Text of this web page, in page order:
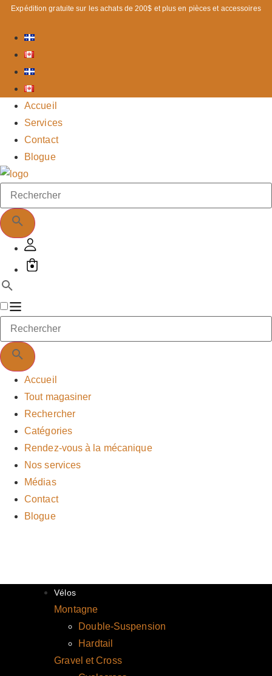
Aller
contenu
Expédition gratuite sur les achats de 200$ et plus en pièces et accessoires
Accueil
Services
Contact
Blogue
Accueil
Tout magasiner
Rechercher
Catégories
Rendez-vous à la mécanique
Nos services
Médias
Contact
Blogue
Vélos
Montagne
Double-Suspension
Hardtail
Gravel et Cross